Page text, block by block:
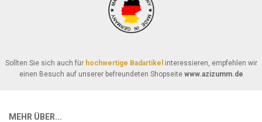
Sollten Sie sich auch für hochwertige Badartikel interessieren, empfehlen wir
einen Besuch auf unserer befreundeten Shopseite www.azizumm.de
MEHR ÜBER...